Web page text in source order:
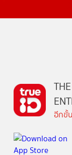
อีกขั้